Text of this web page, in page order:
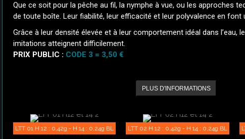
Que ce soit pour la pêche au fil, la nymphe à vue, ou les approches
de toute boîte. Leur fiabilité, leur efficacité et leur polyvalence en
Grâce à leur densité élevée et à leur comportement idéal dans l’eau,
imitations atteignent difficilement.
PRIX PUBLIC : CODE 3 = 3,50 €
PLUS D'INFORMATIONS
LTT 01 H 12 : 0,42g - H 14 : 0,24g BL LTT 02 H 12 : 0,42g - H 14 : 0,24g BL